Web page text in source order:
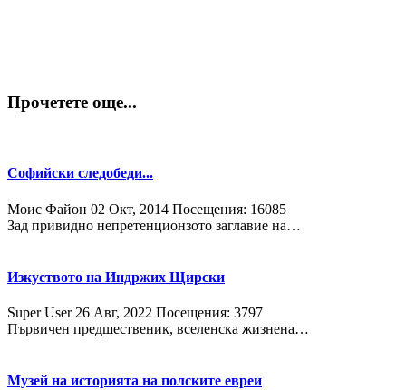
Прочетете още...
Софийски следобеди...
Моис Файон 02 Окт, 2014 Посещения: 16085
Зад привидно непретенционзото заглавие на…
Изкуството на Индржих Щирски
Super User 26 Авг, 2022 Посещения: 3797
Първичен предшественик, вселенска жизнена…
Музей на историята на полските евреи